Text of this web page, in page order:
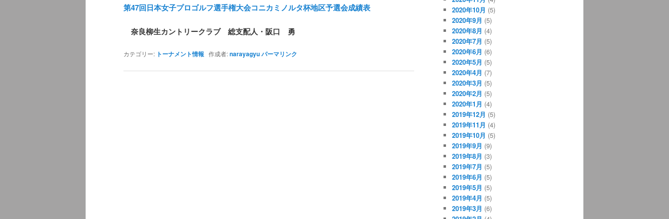
第47回日本女子プロゴルフ選手権大会コニカミノルタ杯地区予選会成績表
奈良柳生カントリークラブ 総支配人・阪口 勇
カテゴリー: トーナメント情報 作成者:narayagyuパーマリンク
2020年10月 (5)
2020年9月 (5)
2020年8月 (4)
2020年7月 (5)
2020年6月 (6)
2020年5月 (5)
2020年4月 (7)
2020年3月 (5)
2020年2月 (5)
2020年1月 (4)
2019年12月 (5)
2019年11月 (4)
2019年10月 (5)
2019年9月 (9)
2019年8月 (3)
2019年7月 (5)
2019年6月 (5)
2019年5月 (5)
2019年4月 (5)
2019年3月 (6)